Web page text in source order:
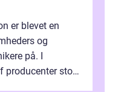
er blevet en
og
på. I
producenter stort,